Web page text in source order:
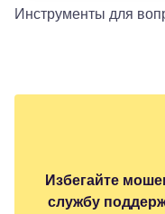
Инструменты для
Избегайте
службу